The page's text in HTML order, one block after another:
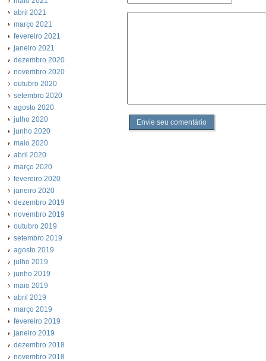
abril 2021
março 2021
fevereiro 2021
janeiro 2021
dezembro 2020
novembro 2020
outubro 2020
setembro 2020
agosto 2020
julho 2020
junho 2020
maio 2020
abril 2020
março 2020
fevereiro 2020
janeiro 2020
dezembro 2019
novembro 2019
outubro 2019
setembro 2019
agosto 2019
julho 2019
junho 2019
maio 2019
abril 2019
março 2019
fevereiro 2019
janeiro 2019
dezembro 2018
novembro 2018
Envie seu comentário